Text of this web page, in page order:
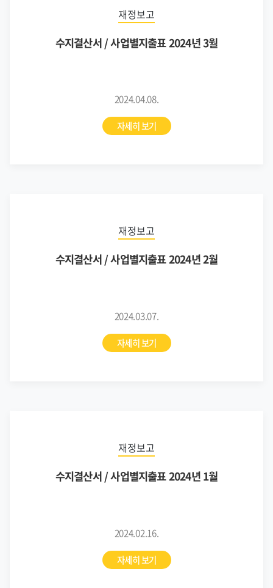
재정보고
수지결산서 / 사업별지출표 2024년 3월
2024.04.08.
자세히 보기
재정보고
수지결산서 / 사업별지출표 2024년 2월
2024.03.07.
자세히 보기
재정보고
수지결산서 / 사업별지출표 2024년 1월
2024.02.16.
자세히 보기